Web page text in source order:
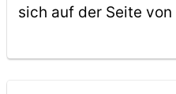
sich auf der Seite von